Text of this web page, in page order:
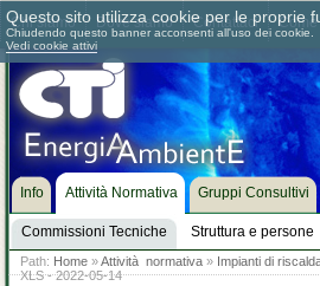
Chi siamo Dove siamo Contattaci
Info Attività Normativa
Commissioni Tecniche Struttura e persone
Gruppi Consultivi
Path: Home »Attività normativa » Impianti di
XLS - 2022-05-14
Questo sito utilizza cookie per le proprie
Chiudendo questo banner acconsenti all'uso dei cookie.
Vedi cookie attivi